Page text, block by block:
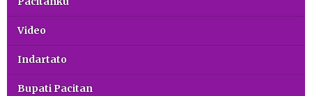
Video
Indartato
Bupati Pacitan